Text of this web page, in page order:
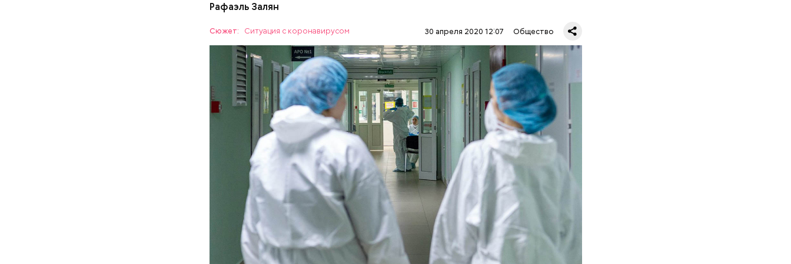
Рафаэль Залян
Сюжет: Ситуация с коронавирусом 30 апреля 2020 12:07 Общество
Множество людей совершают паломнические поездки, чтобы
поклониться мощам Святителя Николая, которые находятся в Италии.
19 декабря отмечается Никола Зимний, а 22 мая Никола вешний или
летний. Этот день установлен в память об обретении его мощей.